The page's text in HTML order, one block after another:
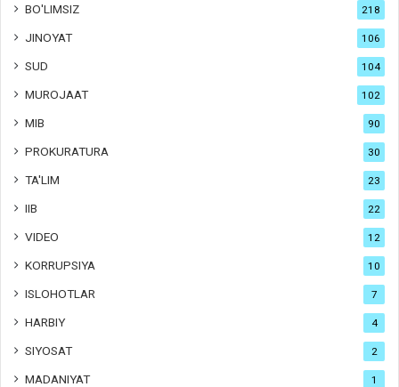
BO'LIMSIZ 218
JINOYAT 106
SUD 104
MUROJAAT 102
MIB 90
PROKURATURA 30
TA'LIM 23
IIB 22
VIDEO 12
KORRUPSIYA 10
ISLOHOTLAR 7
HARBIY 4
SIYOSAT 2
MADANIYAT 1